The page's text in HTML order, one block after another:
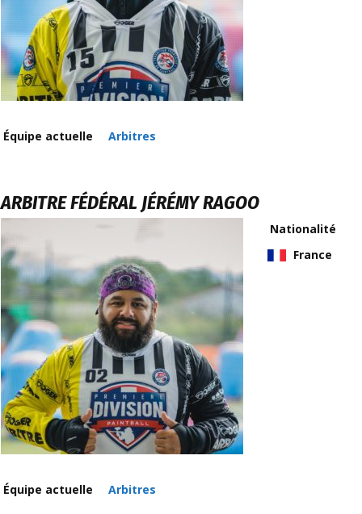
Équipe actuelle Arbitres
ARBITRE FÉDÉRAL JÉRÉMY RAGOO
Nationalité
France
Équipe actuelle Arbitres